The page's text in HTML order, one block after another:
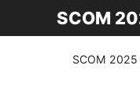
SCOM
SCOM 2025